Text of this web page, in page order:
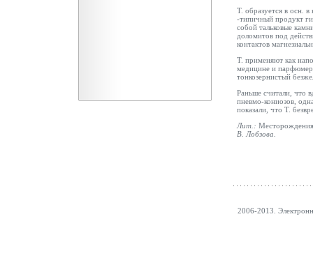
Т. образуется в осн.
-типичный продукт
собой тальковые
доломитов под
контактов
Т. применяют как
медицине и
тонкозернистый
Раньше считали, что
пневмо-кониозов,
показали, что Т.
Лит.:
В. Лобзова
2006-2013.